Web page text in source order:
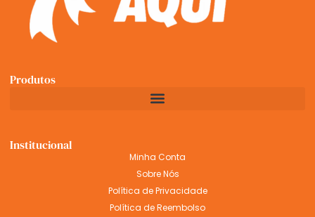
Produtos
Institucional
Minha Conta
Sobre Nós
Política de Privacidade
Política de Reembolso